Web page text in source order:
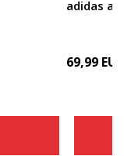
adidas
69,99 EUR